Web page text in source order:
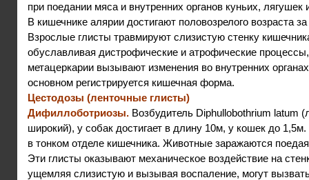
при поедании мяса и внутренних органов куньих, лягушек
В кишечнике алярии достигают половозрелого возраста
Взрослые глисты травмируют слизистую стенку
обуславливая дистрофические и атрофические
метацеркарии вызывают изменения во внутренних
основном регистрируется кишечная форма.
Цестодозы (ленточные глисты)
Дифиллоботриозы.Возбудитель Diphullobothrium latum
широкий), у собак достигает в длину 10м, у кошек до 1,5м.
в тонком отделе кишечника. Животные заражаются
Эти глисты оказывают механическое воздействие на
ущемляя слизистую и вызывая воспаление, могут